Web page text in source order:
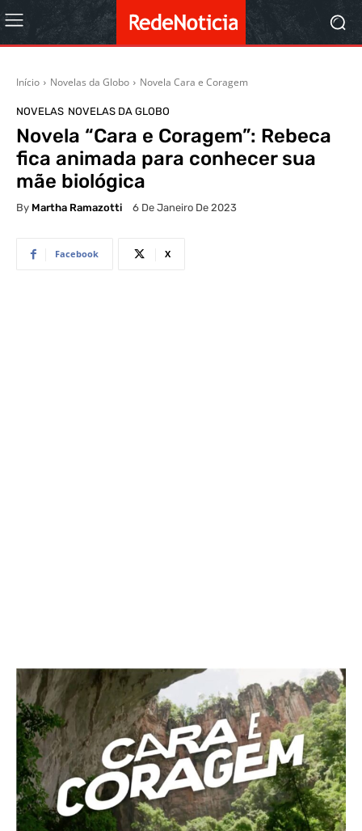
Início Novelas da Globo Novela Cara e Coragem
NOVELAS NOVELAS DA GLOBO
Novela “Cara e Coragem”: Rebeca
fica animada para conhecer sua
mãe biológica
By Martha Ramazotti 6 De Janeiro De 2023
Facebook X